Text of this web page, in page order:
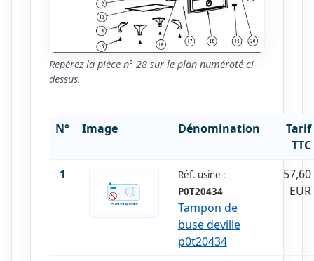
Repérez la pièce n° 28 sur le plan numéroté ci-
dessus.
N° Image Dénomination
Tarif
TTC
1
Réf. usine :
P0T20434
Tampon de
buse deville
p0t20434
57,60
EUR